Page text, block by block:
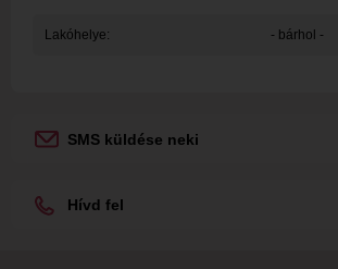
Lakóhelye: - bárhol -
SMS küldése neki
Hívd fel